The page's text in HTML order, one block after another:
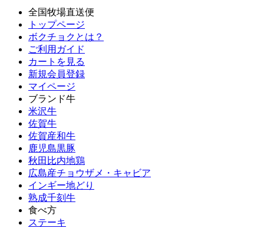
全国牧場直送便
トップページ
ボクチョクとは？
ご利用ガイド
カートを見る
新規会員登録
マイページ
ブランド牛
米沢牛
佐賀牛
佐賀産和牛
鹿児島黒豚
秋田比内地鶏
広島産チョウザメ・キャビア
インギー地どり
熟成千刻牛
食べ方
ステーキ